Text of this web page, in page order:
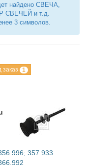
найдено СВЕЧА,
СВЕЧЕЙ и т.д.
3 символов.
заказ 1
357.933